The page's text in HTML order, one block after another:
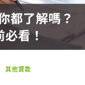
其他貸款